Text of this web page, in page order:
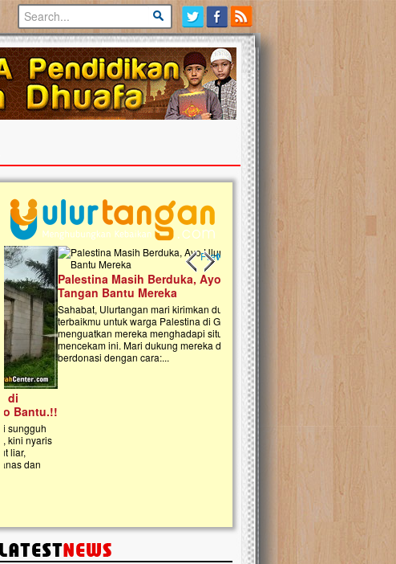
Previous slide
Next slide
Palestina Masih Berduka, Ayo Ulurkan
Tangan Bantu Mereka
Sahabat, Ulurtangan mari kirimkan dukungan
terbaikmu untuk warga Palestina di Gaza demi
menguatkan mereka menghadapi situasi
mencekam ini. Mari dukung mereka dengan
berdonasi dengan cara:...
Open Donasi Wakaf
Rumah Qur'an & TK Islam
Najjah di Jonggol
Saat ini, Ulurtangan bersama Yayasan
Najjahtul Islam Jonggol sedang merintis
pembangunan Rumah Qur’an dan
kanak Islam Terpadu (TKIT) An Najjah
Gedung Majelis Taklim di Jonggol,...